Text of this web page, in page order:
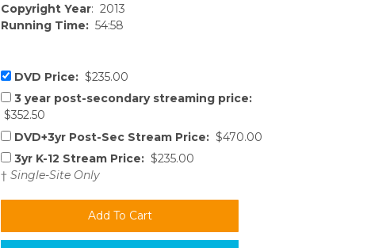
Copyright Year: 2013
Running Time: 54:58
DVD Price: $235.00
3 year post-secondary streaming price:
$352.50
DVD+3yr Post-Sec Stream Price: $470.00
3yr K-12 Stream Price: $235.00
† Single-Site Only